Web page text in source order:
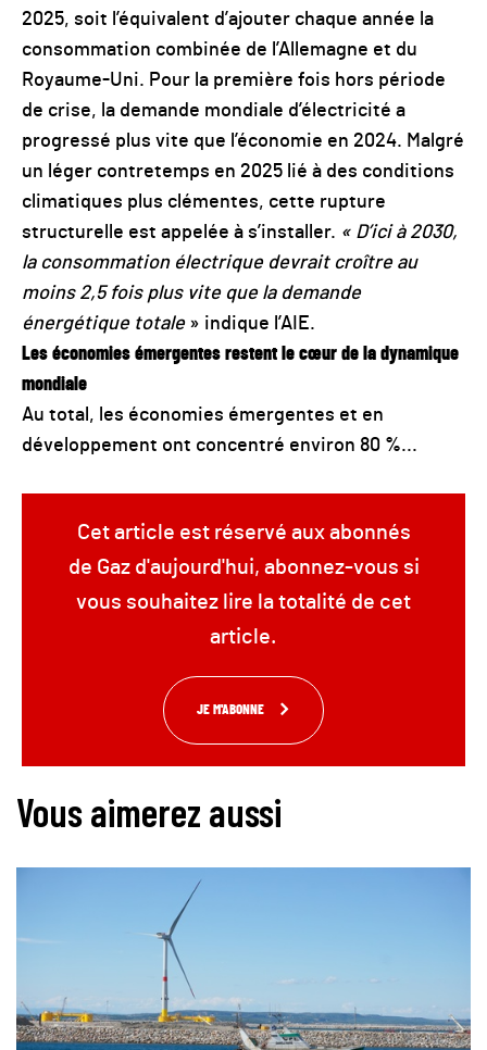
2025, soit l’équivalent d’ajouter chaque année la
consommation combinée de l’Allemagne et du
Royaume-Uni. Pour la première fois hors période
de crise, la demande mondiale d’électricité a
progressé plus vite que l’économie en 2024. Malgré
un léger contretemps en 2025 lié à des conditions
climatiques plus clémentes, cette rupture
structurelle est appelée à s’installer. « D’ici à 2030,
la consommation électrique devrait croître au
moins 2,5 fois plus vite que la demande
énergétique totale» indique l’AIE.
Les économies émergentes restent le cœur de la dynamique
mondiale
Au total, les économies émergentes et en
développement ont concentré environ 80 %...
Cet article est réservé aux abonnés
de Gaz d'aujourd'hui, abonnez-vous si
vous souhaitez lire la totalité de cet
article.
JE M'ABONNE
Vous aimerez aussi